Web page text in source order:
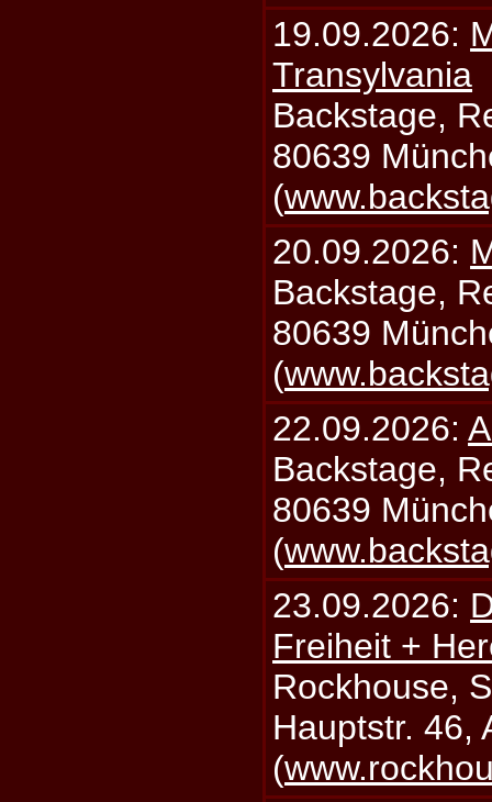
19.09.2026:
Transylvania
Backstage,
80639
(
20.09.2026:
Backstage,
80639
(
22.09.2026:
Backstage,
80639
(
23.09.2026:
Freiheit +
Rockhouse,
Hauptstr. 46,
(